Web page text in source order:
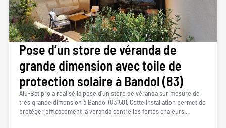
Pose d’un store de véranda de
grande dimension avec toile de
protection solaire à Bandol (83)
Alu-Batipro a réalisé la pose d’un store de véranda sur mesure de
très grande dimension à Bandol (83150). Cette installation permet de
protéger efficacement la véranda contre les fortes chaleurs...